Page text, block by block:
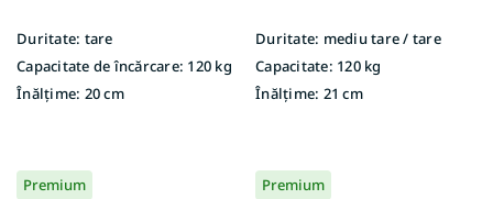
Duritate: tare
Capacitate de încărcare: 120 kg
Înălțime: 20 cm
Duritate: mediu tare / tare
Capacitate: 120 kg
Înălțime: 21 cm
Premium Premium